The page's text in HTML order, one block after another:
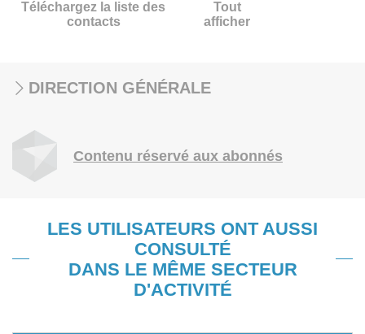
Téléchargez la liste des
contacts
Tout
afficher
DIRECTION GÉNÉRALE
Contenu réservé aux abonnés
LES UTILISATEURS ONT AUSSI
CONSULTÉ
DANS LE MÊME SECTEUR
D'ACTIVITÉ